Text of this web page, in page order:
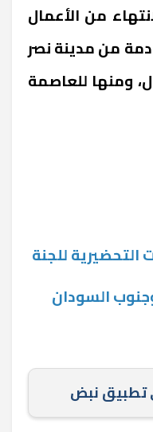
من الأعمال
من مدينة نصر
ومنها للعاصمة
للجنة
السودان
تطبيق نبض